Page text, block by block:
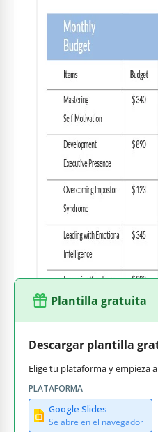
Características clave
presupuestario
Sobre esta plantilla
¿Quieres lanzar un nuevo
cero, puedes utilizar esta
de proyecto. Puedes añadir
sobre los costos en los
presupuesto total. Puedes
con la plantilla.
Plantilla gratuita
Descargar plantilla
Elige tu plataforma y empieza
PLATAFORMA
Google Slides
Se abre en el navegador